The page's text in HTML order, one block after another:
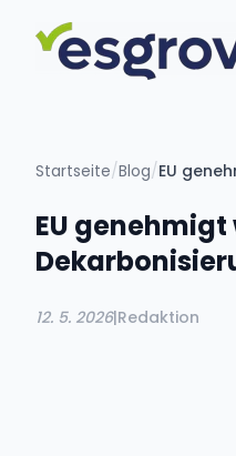
Startseite/Blog/EU
EU
12. 5. 2026|Redaktion